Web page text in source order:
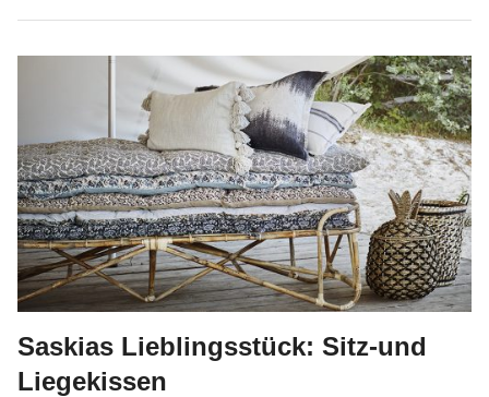
Saskias Lieblingsstück: Sitz-und
Liegekissen